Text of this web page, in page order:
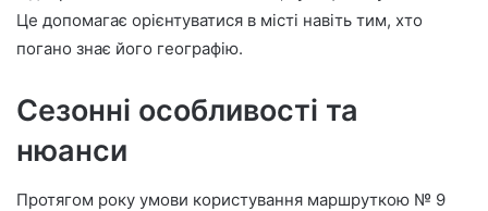
Це допомагає орієнтуватися в місті навіть тим, хто
погано знає його географію.
Сезонні особливості та
нюанси
Протягом року умови користування маршруткою № 9